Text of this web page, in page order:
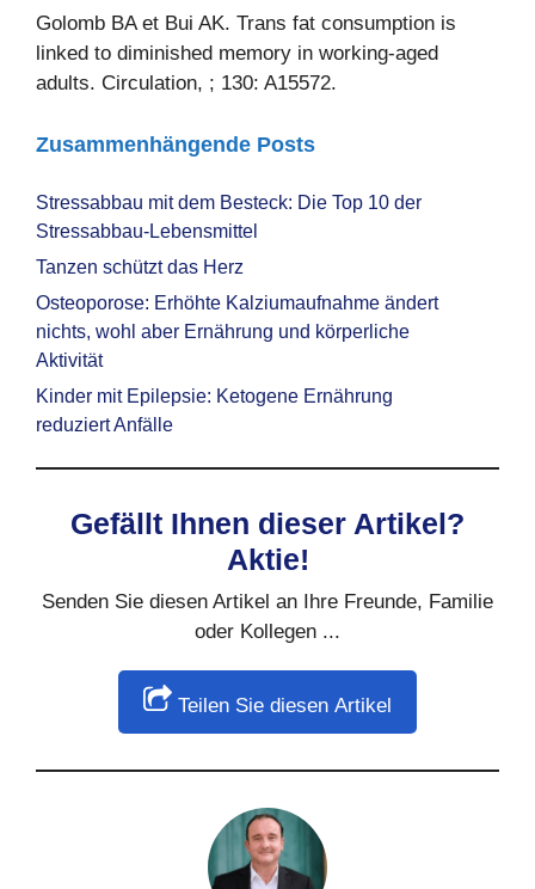
Golomb BA et Bui AK. Trans fat consumption is
linked to diminished memory in working-aged
adults. Circulation, ; 130: A15572.
Zusammenhängende Posts
Stressabbau mit dem Besteck: Die Top 10 der
Stressabbau-Lebensmittel
Tanzen schützt das Herz
Osteoporose: Erhöhte Kalziumaufnahme ändert
nichts, wohl aber Ernährung und körperliche
Aktivität
Kinder mit Epilepsie: Ketogene Ernährung
reduziert Anfälle
Gefällt Ihnen dieser Artikel?
Aktie!
Senden Sie diesen Artikel an Ihre Freunde, Familie
oder Kollegen ...
Teilen Sie diesen Artikel